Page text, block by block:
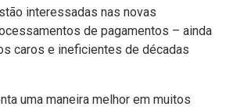
interessadas nas novas
de pagamentos – ainda
caros e ineficientes de décadas
uma maneira melhor em muitos